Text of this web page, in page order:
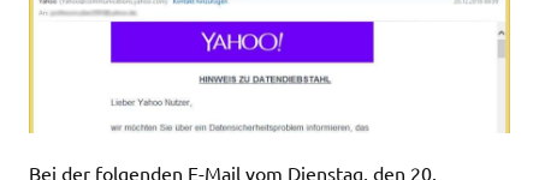
Bei der folgenden E-Mail vom Dienstag, den 20.